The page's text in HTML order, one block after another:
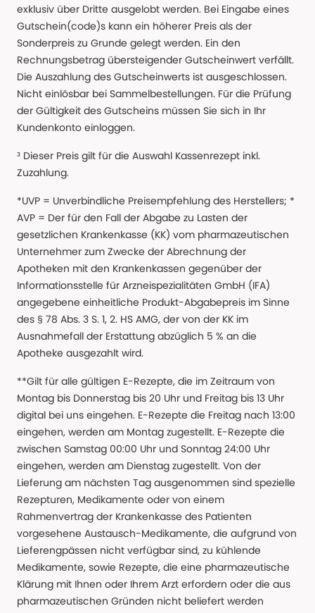
exklusiv über Dritte ausgelobt werden. Bei Eingabe eines
Gutschein(code)s kann ein höherer Preis als der
Sonderpreis zu Grunde gelegt werden. Ein den
Rechnungsbetrag übersteigender Gutscheinwert verfällt.
Die Auszahlung des Gutscheinwerts ist ausgeschlossen.
Nicht einlösbar bei Sammelbestellungen. Für die Prüfung
der Gültigkeit des Gutscheins müssen Sie sich in Ihr
Kundenkonto einloggen.
³ Dieser Preis gilt für die Auswahl Kassenrezept inkl.
Zuzahlung.
*UVP = Unverbindliche Preisempfehlung des Herstellers; *
AVP = Der für den Fall der Abgabe zu Lasten der
gesetzlichen Krankenkasse (KK) vom pharmazeutischen
Unternehmer zum Zwecke der Abrechnung der
Apotheken mit den Krankenkassen gegenüber der
Informationsstelle für Arzneispezialitäten GmbH (IFA)
angegebene einheitliche Produkt-Abgabepreis im Sinne
des § 78 Abs. 3 S. 1, 2. HS AMG, der von der KK im
Ausnahmefall der Erstattung abzüglich 5 % an die
Apotheke ausgezahlt wird.
**Gilt für alle gültigen E-Rezepte, die im Zeitraum von
Montag bis Donnerstag bis 20 Uhr und Freitag bis 13 Uhr
digital bei uns eingehen. E-Rezepte die Freitag nach 13:00
eingehen, werden am Montag zugestellt. E-Rezepte die
zwischen Samstag 00:00 Uhr und Sonntag 24:00 Uhr
eingehen, werden am Dienstag zugestellt. Von der
Lieferung am nächsten Tag ausgenommen sind spezielle
Rezepturen, Medikamente oder von einem
Rahmenvertrag der Krankenkasse des Patienten
vorgesehene Austausch-Medikamente, die aufgrund von
Lieferengpässen nicht verfügbar sind, zu kühlende
Medikamente, sowie Rezepte, die eine pharmazeutische
Klärung mit Ihnen oder Ihrem Arzt erfordern oder die aus
pharmazeutischen Gründen nicht beliefert werden